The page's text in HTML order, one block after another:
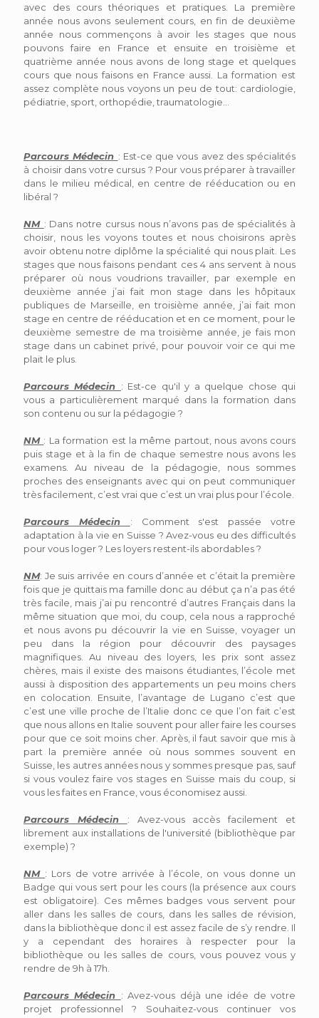
avec des cours théoriques et pratiques. La première
année nous avons seulement cours, en fin de deuxième
année nous commençons à avoir les stages que nous
pouvons faire en France et ensuite en troisième et
quatrième année nous avons de long stage et quelques
cours que nous faisons en France aussi. La formation est
assez complète nous voyons un peu de tout: cardiologie,
pédiatrie, sport, orthopédie, traumatologie…
Parcours Médecin : Est-ce que vous avez des spécialités
à choisir dans votre cursus ? Pour vous préparer à travailler
dans le milieu médical, en centre de rééducation ou en
libéral ?
NM : Dans notre cursus nous n’avons pas de spécialités à
choisir, nous les voyons toutes et nous choisirons après
avoir obtenu notre diplôme la spécialité qui nous plait. Les
stages que nous faisons pendant ces 4 ans servent à nous
préparer où nous voudrions travailler, par exemple en
deuxième année j’ai fait mon stage dans les hôpitaux
publiques de Marseille, en troisième année, j’ai fait mon
stage en centre de rééducation et en ce moment, pour le
deuxième semestre de ma troisième année, je fais mon
stage dans un cabinet privé, pour pouvoir voir ce qui me
plait le plus.
Parcours Médecin : Est-ce qu'il y a quelque chose qui
vous a particulièrement marqué dans la formation dans
son contenu ou sur la pédagogie ?
NM : La formation est la même partout, nous avons cours
puis stage et à la fin de chaque semestre nous avons les
examens. Au niveau de la pédagogie, nous sommes
proches des enseignants avec qui on peut communiquer
très facilement, c’est vrai que c’est un vrai plus pour l’école.
Parcours Médecin : Comment s'est passée votre
adaptation à la vie en Suisse ? Avez-vous eu des difficultés
pour vous loger ? Les loyers restent-ils abordables ?
NM: Je suis arrivée en cours d’année et c’était la première
fois que je quittais ma famille donc au début ça n’a pas été
très facile, mais j’ai pu rencontré d’autres Français dans la
même situation que moi, du coup, cela nous a rapproché
et nous avons pu découvrir la vie en Suisse, voyager un
peu dans la région pour découvrir des paysages
magnifiques. Au niveau des loyers, les prix sont assez
chères, mais il existe des maisons étudiantes, l’école met
aussi à disposition des appartements un peu moins chers
en colocation. Ensuite, l’avantage de Lugano c’est que
c’est une ville proche de l’Italie donc ce que l’on fait c’est
que nous allons en Italie souvent pour aller faire les courses
pour que ce soit moins cher. Après, il faut savoir que mis à
part la première année où nous sommes souvent en
Suisse, les autres années nous y sommes presque pas, sauf
si vous voulez faire vos stages en Suisse mais du coup, si
vous les faites en France, vous économisez aussi.
Parcours Médecin : Avez-vous accès facilement et
librement aux installations de l'université (bibliothèque par
exemple) ?
NM : Lors de votre arrivée à l’école, on vous donne un
Badge qui vous sert pour les cours (la présence aux cours
est obligatoire). Ces mêmes badges vous servent pour
aller dans les salles de cours, dans les salles de révision,
dans la bibliothèque donc il est assez facile de s’y rendre. Il
y a cependant des horaires à respecter pour la
bibliothèque ou les salles de cours, vous pouvez vous y
rendre de 9h à 17h.
Parcours Médecin : Avez-vous déjà une idée de votre
projet professionnel ? Souhaitez-vous continuer vos